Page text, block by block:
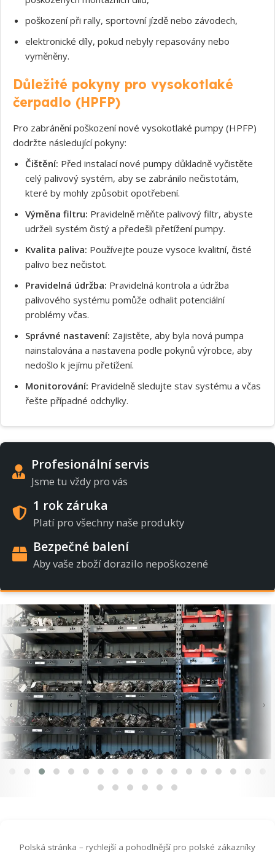
poškození při rally, sportovní jízdě nebo závodech,
elektronické díly, pokud nebyly repasovány nebo
vyměněny.
Důležité pokyny pro vysokotlaké
čerpadlo (HPFP)
Pro zabránění poškození nové vysokotlaké pumpy (HPFP)
dodržte následující pokyny:
Čištění: Před instalací nové pumpy důkladně vyčistěte
celý palivový systém, aby se zabránilo nečistotám,
které by mohly způsobit opotřebení.
Výměna filtru: Pravidelně měňte palivový filtr, abyste
udrželi systém čistý a předešli přetížení pumpy.
Kvalita paliva: Používejte pouze vysoce kvalitní, čisté
palivo bez nečistot.
Pravidelná údržba: Pravidelná kontrola a údržba
palivového systému pomůže odhalit potenciální
problémy včas.
Správné nastavení: Zajistěte, aby byla nová pumpa
nainstalována a nastavena podle pokynů výrobce, aby
nedošlo k jejímu přetížení.
Monitorování: Pravidelně sledujte stav systému a včas
řešte případné odchylky.
Profesionální servis
Jsme tu vždy pro vás
1 rok záruka
Platí pro všechny naše produkty
Bezpečné balení
Aby vaše zboží dorazilo nepoškozené
‹ ›
Polská stránka – rychlejší a pohodlnější pro polské zákazníky
Souhlasím s GDPR